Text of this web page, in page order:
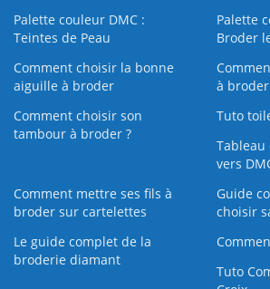
Palette couleur DMC :
Teintes de Peau
Palette
Broder
Comment choisir la bonne
aiguille à broder
à broder
Comment choisir son
tambour à broder ?
Tuto
Tableau
vers
Comment mettre ses fils à
broder sur cartelettes
Guide
choisir
Le guide complet de la
broderie diamant
Tuto